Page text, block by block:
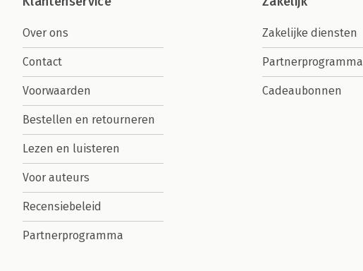
Over ons
Contact
Voorwaarden
Bestellen en retourneren
Lezen en luisteren
Voor auteurs
Recensiebeleid
Partnerprogramma
Zakelijke diensten
Partnerprogramma
Cadeaubonnen